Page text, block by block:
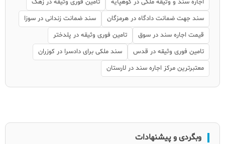
اجاره سند و وثیقه ملکی در کوهپایه
تامین فوری وثیقه در زهک
سند جهت ضمانت دادگاه در هرمزگان
سند ضمانت زندانی در سوزا
قیمت اجاره سند در سوق
تامین فوری وثیقه در پلدختر
تامین فوری وثیقه در قدس
سند ملکی برای دادسرا در کوزران
معتبرترین مرکز اجاره سند در لارستان
وبگردی و پیشنهادات